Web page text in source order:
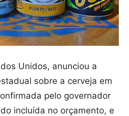
Unidos, anunciou a
sobre a cerveja em
pelo governador
incluída no orçamento, e